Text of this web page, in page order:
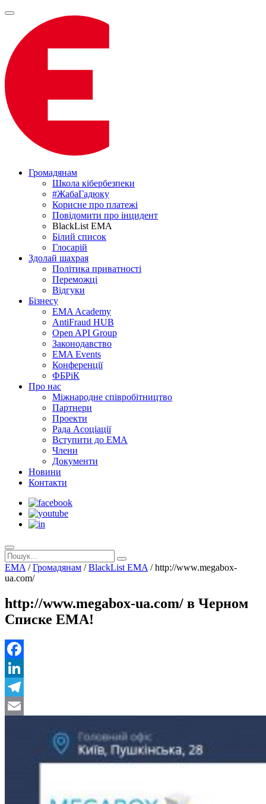
Громадянам
Школа кібербезпеки
#ЖабаГадюку
Корисне про платежі
Повідомити про інцидент
BlackList EMA
Білий список
Глосарій
Здолай шахрая
Політика приватності
Переможцi
Відгуки
Бізнесу
EMA Academy
AntiFraud HUB
Open API Group
Законодавство
EMA Events
Конференції
ФБРіК
Про нас
Міжнародне співробітництво
Партнери
Проекти
Рада Асоціації
Вступити до ЕМА
Члени
Документи
Новини
Контакти
EMA /Громадянам /BlackList EMA /http://www.megabox-
ua.com/
http://www.megabox-ua.com/ в Черном
Списке ЕМА!
Facebook
LinkedIn
Telegram